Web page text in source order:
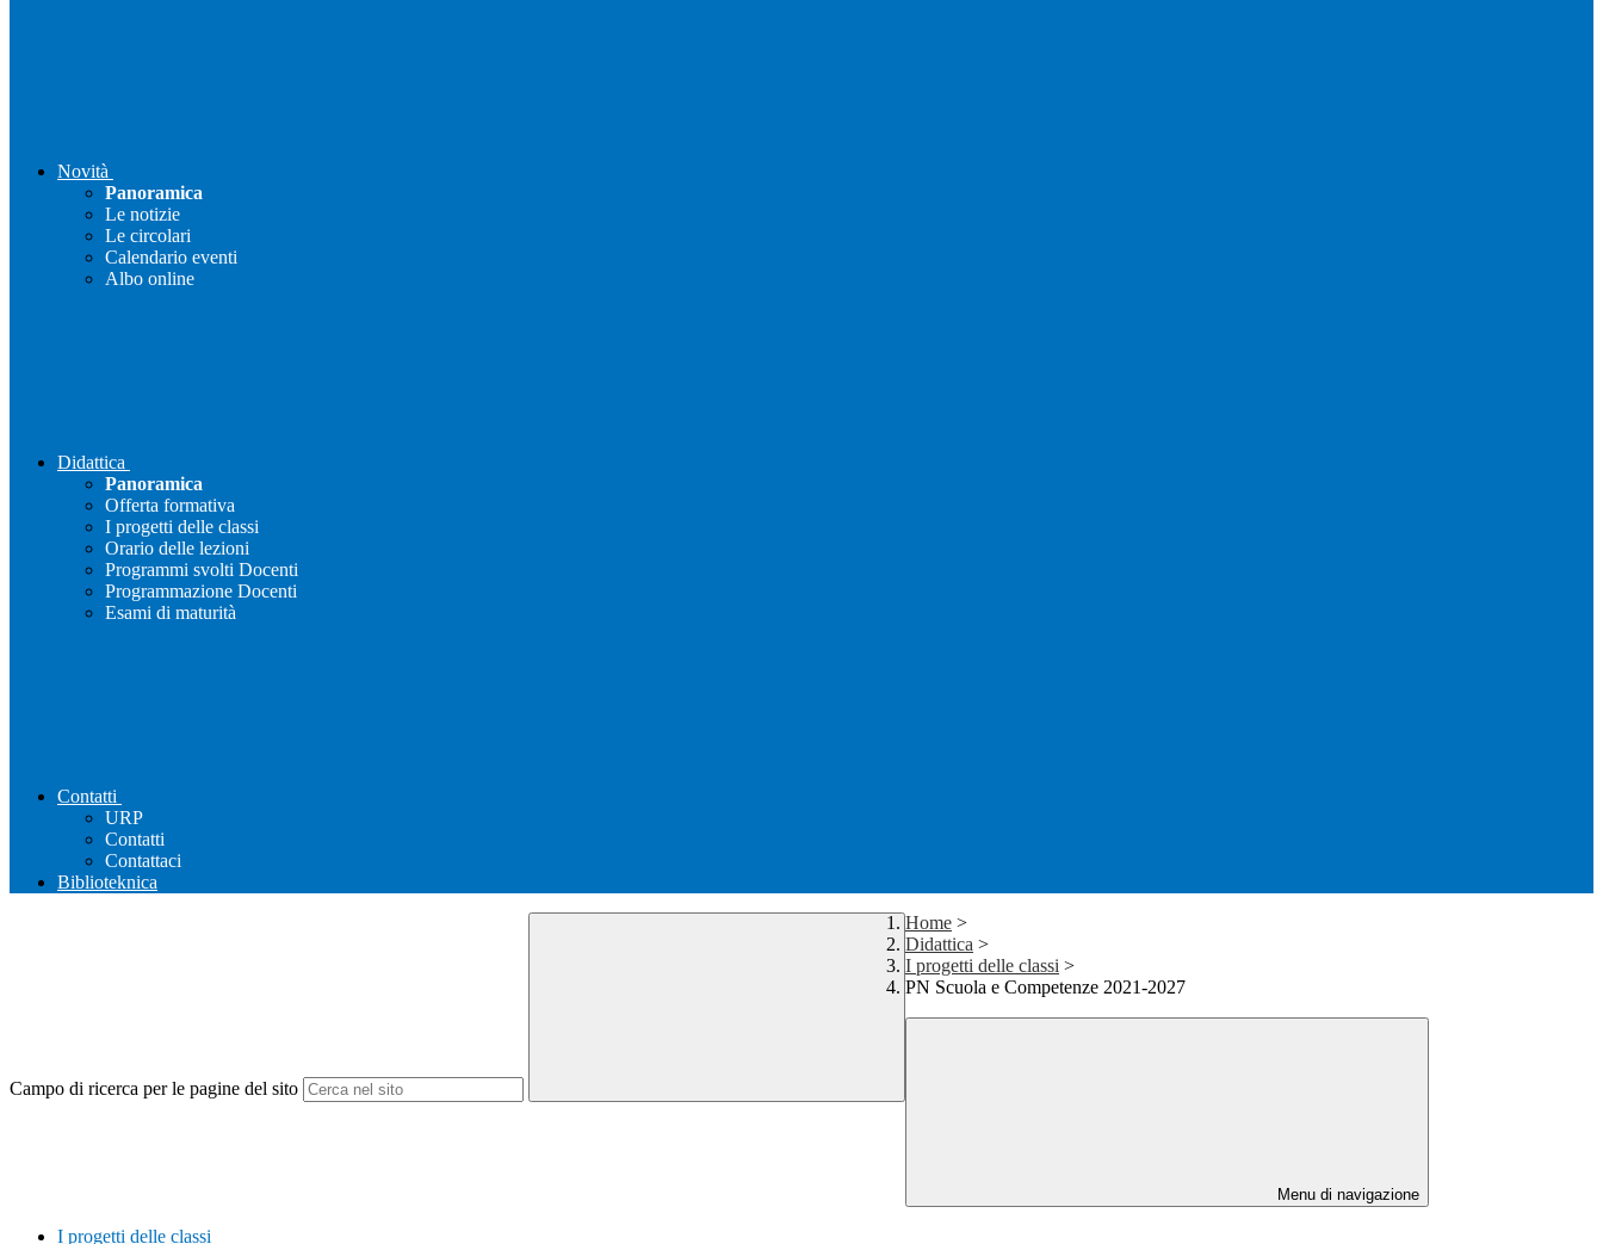
Novità
Panoramica
Le notizie
Le circolari
Calendario eventi
Albo online
Didattica
Panoramica
Offerta formativa
I progetti delle classi
Orario delle lezioni
Programmi svolti Docenti
Programmazione Docenti
Esami di maturità
Contatti
URP
Contatti
Contattaci
Biblioteknica
Campo di ricerca per le pagine del sito
Home >
Didattica >
I progetti delle classi >
PN Scuola e Competenze 2021-2027
Menu di navigazione
I progetti delle classi